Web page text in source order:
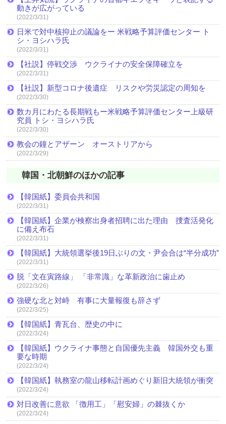
動きが広がっている
(2022/3/31)
日米で対中核抑止の議論をー 米戦略予算評価センター ト
シ・ヨシハラ氏
(2022/3/31)
【社説】停戦交渉 ウクライナの安全保障確立を
(2022/3/31)
【社説】新型コロナ後遺症 リスクや労災認定の周知を
(2022/3/30)
数カ月にわたる長期戦もー米戦略予算評価センター上級研
究員 トシ・ヨシハラ氏
(2022/3/30)
教会の鐘とアザーン オーストリアから
(2022/3/29)
韓国・北朝鮮のほかの記事
【韓国紙】委員会共和国
(2022/3/31)
【韓国紙】企業が検察出身者招聘に出た理由 捜査活発化
に備え布石
(2022/3/31)
【韓国紙】大統領選挙後19日ぶりの文・尹会合は“半分成功”
(2022/3/31)
脱「文在寅路線」 「非常識」な革新政治に歯止め
(2022/3/26)
強硬な北と対峙 有事に大量報復も辞さず
(2022/3/25)
【韓国紙】青瓦台、歴史の中に
(2022/3/24)
【韓国紙】ウクライナ事態と自国優先主義 韓国外交も重
要な時期
(2022/3/24)
【韓国紙】執務室の龍山移転計画めぐり新旧大統領が衝突
(2022/3/24)
対日改善に意欲 「徴用工」「慰安婦」の棘抜くか
(2022/3/24)